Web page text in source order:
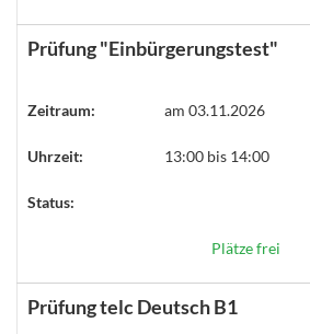
Prüfung "Einbürgerungstest"
Zeitraum: am 03.11.2026
Uhrzeit: 13:00 bis 14:00
Status:
Plätze frei
Prüfung telc Deutsch B1